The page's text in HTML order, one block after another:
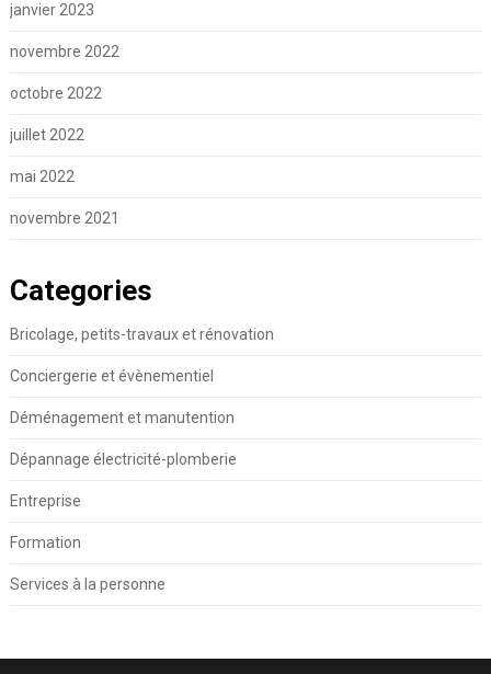
janvier 2023
novembre 2022
octobre 2022
juillet 2022
mai 2022
novembre 2021
Categories
Bricolage, petits-travaux et rénovation
Conciergerie et évènementiel
Déménagement et manutention
Dépannage électricité-plomberie
Entreprise
Formation
Services à la personne